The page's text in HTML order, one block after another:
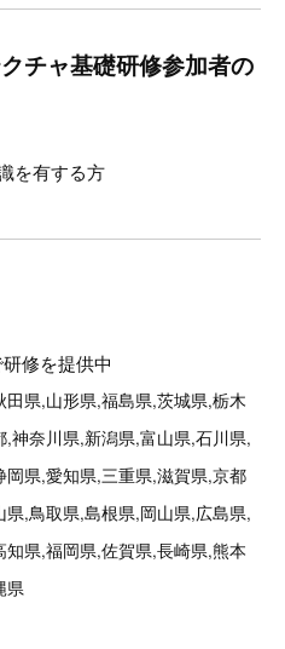
チャ基礎研修参加者の
を有する方
修を提供中
県,山形県,福島県,茨城県,栃木
神奈川県,新潟県,富山県,石川県,
県,愛知県,三重県,滋賀県,京都
,鳥取県,島根県,岡山県,広島県,
県,福岡県,佐賀県,長崎県,熊本
県